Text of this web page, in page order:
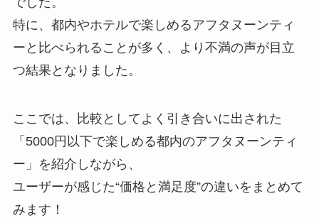
特に、都内やホテルで楽しめるアフタヌーンティ
ーと比べられることが多く、より不満の声が目立
つ結果となりました。
ここでは、比較としてよく引き合いに出された
「5000円以下で楽しめる都内のアフタヌーンティ
ー」を紹介しながら、
ユーザーが感じた“価格と満足度”の違いをまとめて
みます！